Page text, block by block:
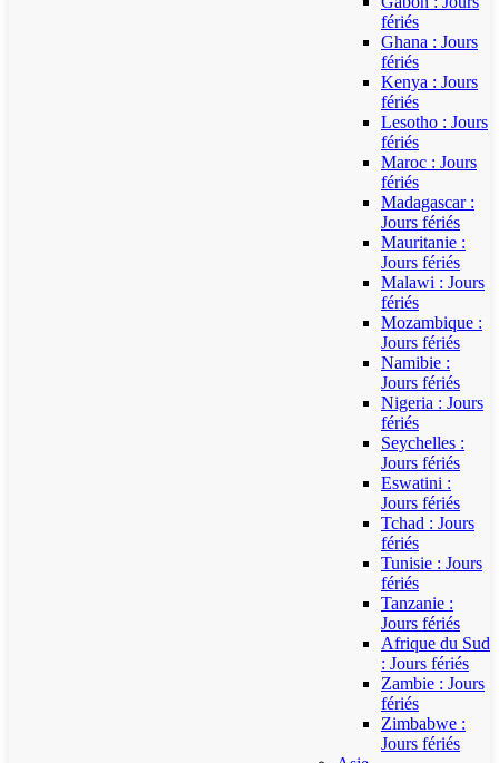
fériés
Ghana : Jours
fériés
Kenya : Jours
fériés
Lesotho : Jours
fériés
Maroc : Jours
fériés
Madagascar :
Jours fériés
Mauritanie :
Jours fériés
Malawi : Jours
fériés
Mozambique :
Jours fériés
Namibie :
Jours fériés
Nigeria : Jours
fériés
Seychelles :
Jours fériés
Eswatini :
Jours fériés
Tchad : Jours
fériés
Tunisie : Jours
fériés
Tanzanie :
Jours fériés
Afrique du Sud
: Jours fériés
Zambie : Jours
fériés
Zimbabwe :
Jours fériés